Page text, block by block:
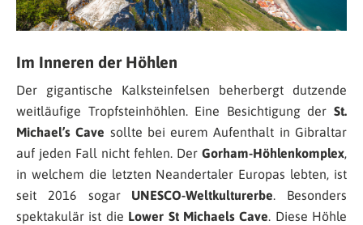
Im Inneren der Höhlen
Der gigantische Kalksteinfelsen beherbergt dutzende
weitläufige Tropfsteinhöhlen. Eine Besichtigung der St.
Michael’s Cave sollte bei eurem Aufenthalt in Gibraltar
auf jeden Fall nicht fehlen. Der Gorham-Höhlenkomplex,
in welchem die letzten Neandertaler Europas lebten, ist
seit 2016 sogar UNESCO-Weltkulturerbe. Besonders
spektakulär ist die Lower St Michaels Cave. Diese Höhle